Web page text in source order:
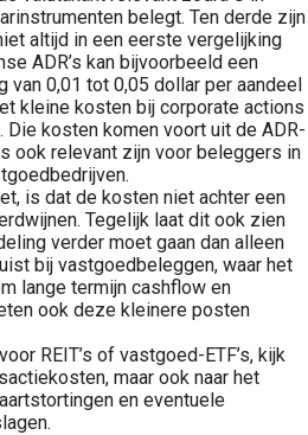
belegt. Ten derde zijn
altijd in een eerste vergelijking
ADR’s kan bijvoorbeeld een
van 0,01 tot 0,05 dollar per aandeel
kleine kosten bij corporate actions
kosten komen voort uit de ADR-
ook relevant zijn voor beleggers in
is dat de kosten niet achter een
Tegelijk laat dit ook zien
verder moet gaan dan alleen
bij vastgoedbeleggen, waar het
lange termijn cashflow en
ook deze kleinere posten
REIT’s of vastgoed-ETF’s, kijk
maar ook naar het
en eventuele